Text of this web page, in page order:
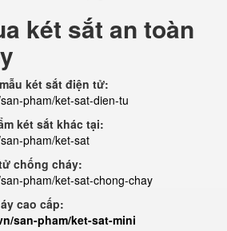
két sắt an toàn
két sắt điện tử:
pham/ket-sat-dien-tu
két sắt khác tại:
pham/ket-sat
chống cháy:
pham/ket-sat-chong-chay
cao cấp:
san-pham/ket-sat-mini